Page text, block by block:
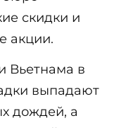
скидки и
акции.
Вьетнама в
выпадают
дождей, а